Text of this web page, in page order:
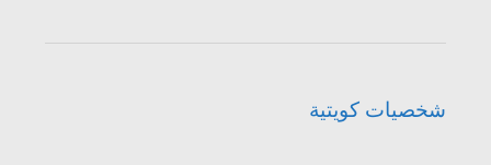
شخصيات كويتية